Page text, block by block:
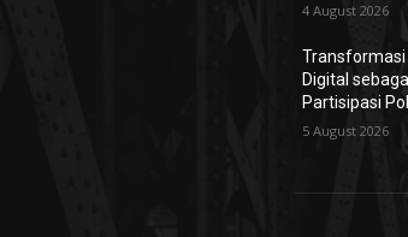
4 August 2026
Transformasi
Digital
Partisipasi
5 August 2026